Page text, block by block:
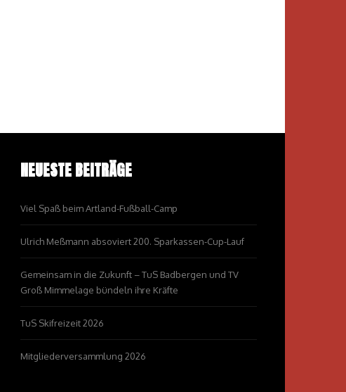
NEUESTE BEITRÄGE
Viel Spaß beim Artland-Fußball-Camp
Ulrich Meßmann absoviert 200. Sparkassen-Cup-Lauf
Gemeinsam in die Zukunft – TuS Badbergen und TV
Groß Mimmelage bündeln ihre Kräfte
TuS Skifreizeit 2026
Mitgliederversammlung 2026